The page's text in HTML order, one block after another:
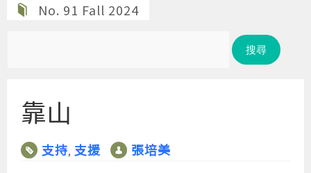
No. 91 Fall 2024
靠山
支持, 支援 張培美